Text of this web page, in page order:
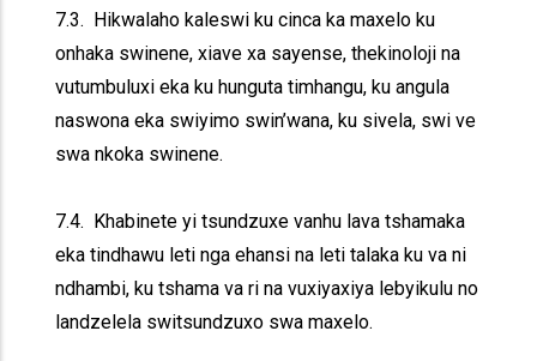
7.3. Hikwalaho kaleswi ku cinca ka maxelo ku
onhaka swinene, xiave xa sayense, thekinoloji na
vutumbuluxi eka ku hunguta timhangu, ku angula
naswona eka swiyimo swin’wana, ku sivela, swi ve
swa nkoka swinene.
7.4. Khabinete yi tsundzuxe vanhu lava tshamaka
eka tindhawu leti nga ehansi na leti talaka ku va ni
ndhambi, ku tshama va ri na vuxiyaxiya lebyikulu no
landzelela switsundzuxo swa maxelo.